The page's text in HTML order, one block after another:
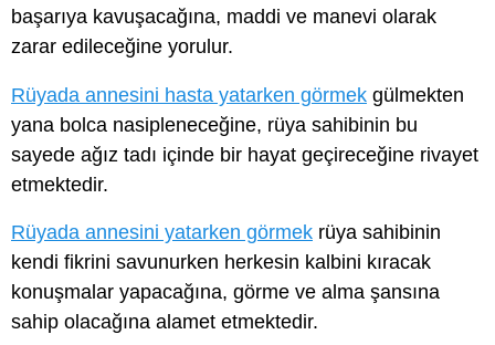
başarıya kavuşacağına, maddi ve manevi olarak
zarar edileceğine yorulur.
Rüyada annesini hasta yatarken görmek gülmekten
yana bolca nasipleneceğine, rüya sahibinin bu
sayede ağız tadı içinde bir hayat geçireceğine rivayet
etmektedir.
Rüyada annesini yatarken görmek rüya sahibinin
kendi fikrini savunurken herkesin kalbini kıracak
konuşmalar yapacağına, görme ve alma şansına
sahip olacağına alamet etmektedir.